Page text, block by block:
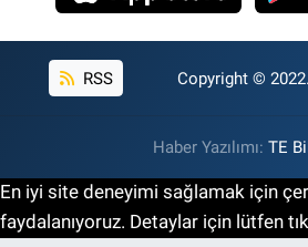
RSS Copyright © 2022.
Haber Yazılımı: TE
En iyi site deneyimi sağlamak için
faydalanıyoruz. Detaylar için lütfen